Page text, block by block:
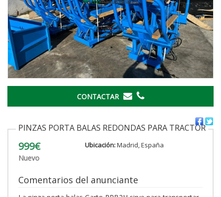
CONTACTAR
PINZAS PORTA BALAS REDONDAS PARA TRACTOR
999€
Nuevo
Ubicación:Madrid, España
Comentarios del anunciante